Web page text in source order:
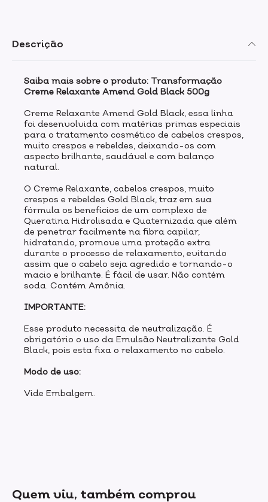
Descrição
Saiba mais sobre o produto: Transformação
Creme Relaxante Amend Gold Black 500g
Creme Relaxante Amend Gold Black, essa linha
foi desenvolvida com matérias primas especiais
para o tratamento cosmético de cabelos crespos,
muito crespos e rebeldes, deixando-os com
aspecto brilhante, saudável e com balanço
natural.
O Creme Relaxante, cabelos crespos, muito
crespos e rebeldes Gold Black, traz em sua
fórmula os benefícios de um complexo de
Queratina Hidrolisada e Quaternizada que além
de penetrar facilmente na fibra capilar,
hidratando, promove uma proteção extra
durante o processo de relaxamento, evitando
assim que o cabelo seja agredido e tornando-o
macio e brilhante. É fácil de usar. Não contém
soda. Contém Amônia.
IMPORTANTE:
Esse produto necessita de neutralização. É
obrigatório o uso da Emulsão Neutralizante Gold
Black, pois esta fixa o relaxamento no cabelo.
Modo de uso:
Vide Embalgem.
Quem viu, também comprou